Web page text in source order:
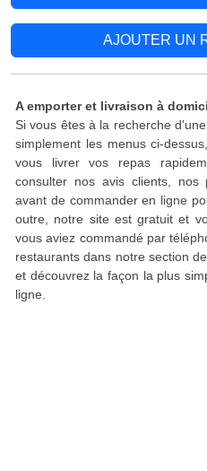
AJOUTER UN
A emporter et livraison à
Si vous êtes à la recherche
simplement les menus ci-
vous livrer vos repas
consulter nos avis clients, nos
avant de commander en ligne
outre, notre site est gratuit et
vous aviez commandé par
restaurants dans notre section
et découvrez la façon la plus
ligne.